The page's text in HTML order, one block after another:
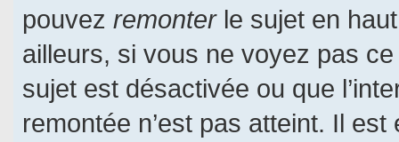
pouvez remonterle sujet en
ailleurs, si vous ne voyez pas
sujet est désactivée ou que
remontée n’est pas atteint. Il